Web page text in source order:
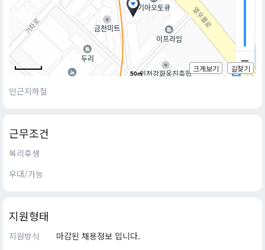
50m
크게보기 길찾기
인근지하철
근무조건
복리후생
우대/가능
지원형태
지원방식
마감된 채용정보 입니다.